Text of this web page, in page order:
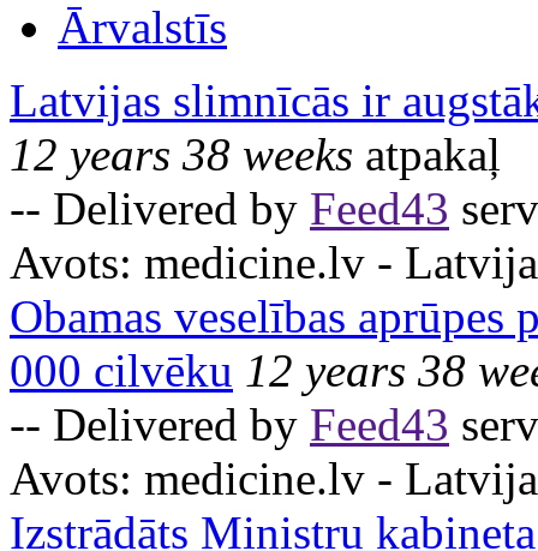
Ārvalstīs
Latvijas slimnīcās ir
12 years 38 weeks atpakaļ
-- Delivered by Feed43
Avots: medicine.lv -
Obamas veselības
000 cilvēku 12 years 38
-- Delivered by Feed43
Avots: medicine.lv -
Izstrādāts Ministru